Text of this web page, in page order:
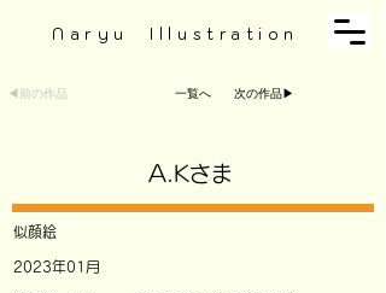
Naryu Illustration
◀︎前の作品 一覧へ 次の作品▶︎
A.Kさま
似顔絵
2023年01月